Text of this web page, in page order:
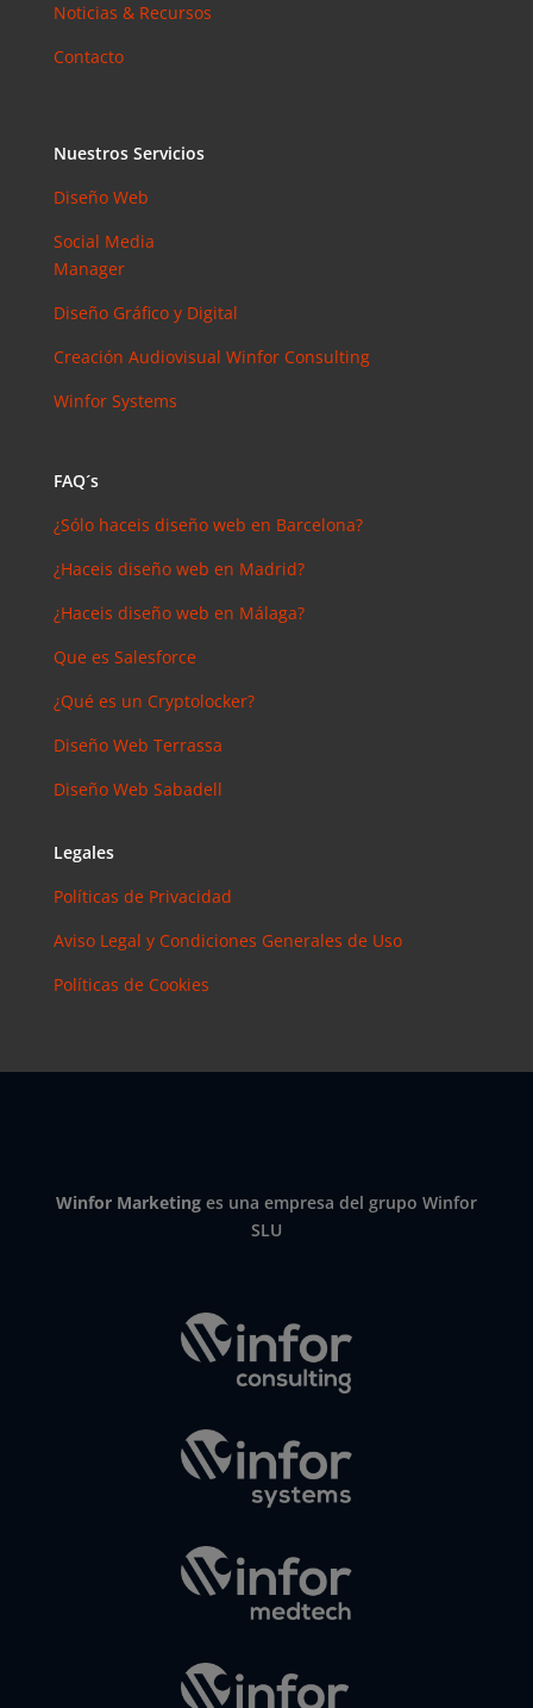
Noticias & Recursos
Contacto
Nuestros Servicios
Diseño Web
Social Media
Manager
Diseño Gráfico y Digital
Creación Audiovisual Winfor Consulting
Winfor Systems
FAQ´s
¿Sólo haceis diseño web en Barcelona?
¿Haceis diseño web en Madrid?
¿Haceis diseño web en Málaga?
Que es Salesforce
¿Qué es un Cryptolocker?
Diseño Web Terrassa
Diseño Web Sabadell
Legales
Políticas de Privacidad
Aviso Legal y Condiciones Generales de Uso
Políticas de Cookies
Winfor Marketinges una empresa del grupo Winfor
SLU